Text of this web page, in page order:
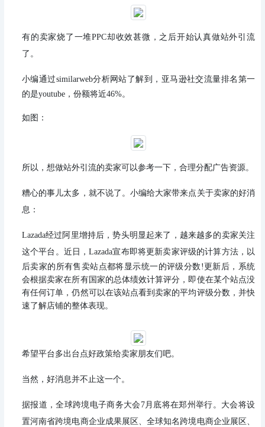
有的卖家烧了一堆PPC却收效甚微，之后开始认真做站外引流
了。
小编通过similarweb分析网站了解到， 亚马逊社交流量排名第一
的是youtube，份额将近46%。
如图：
所以，想做站外引流的卖家可以参考一下，合理分配广告资源。
糟心的事儿太多，就不说了。小编给大家带来点关于卖家的好消
息：
Lazada经过阿里增持后，势头明显起来了，越来越多的卖家关注
这个平台。 近日，Lazada宣布即将更新卖家评级的计算方法，以
后卖家的所有售卖站点都将显示统一的评级分数! 更新后，系统
会根据卖家在所有国家的总体绩效计算评分，即使在某个站点没
有任何订单，仍然可以在该站点看到卖家的平均评级分数，并快
速了解店铺的整体表现。
希望平台多出台点好政策给卖家朋友们吧。
当然，好消息并不止这一个。
据报道，全球跨境电子商务大会7月底将在郑州举行。大会将设
置河南省跨境电商企业成果展区、全球知名跨境电商企业展区、